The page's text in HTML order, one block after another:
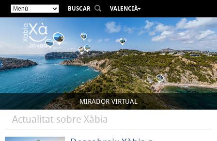
BUSCAR
VALENCIÀ
ESPAÑOL
ENGLISH
FRANÇAIS
DEUTSCH
РУССКИЙ
MIRADOR VIRTUAL
Actualitat sobre Xàbia